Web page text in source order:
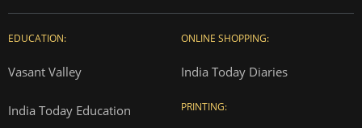
EDUCATION:
Vasant Valley
India Today Education
ONLINE SHOPPING:
India Today Diaries
PRINTING: